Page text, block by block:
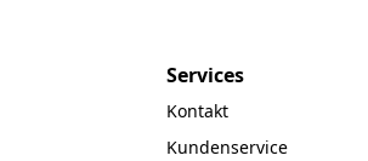
Services
Kontakt
Kundenservice